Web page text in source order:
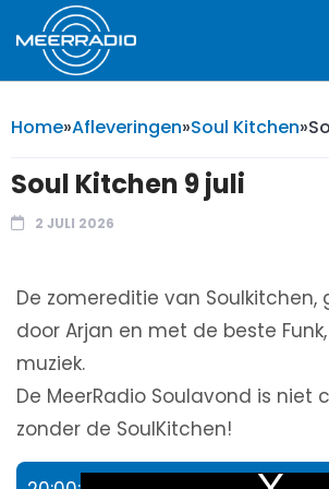
Home»Afleveringen»Soul Kitchen»
Soul Kitchen 9 juli
2 JULI 2026
De zomereditie van Soulkitchen,
door Arjan en met de beste
muziek.
De MeerRadio Soulavond is niet
zonder de SoulKitchen!